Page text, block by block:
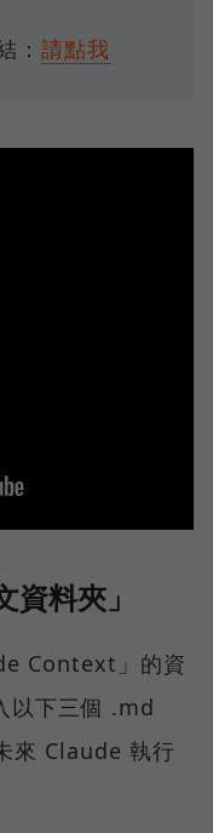
： 請點我
料夾」
Context」的資
以下三個 .md
來 Claude 執行